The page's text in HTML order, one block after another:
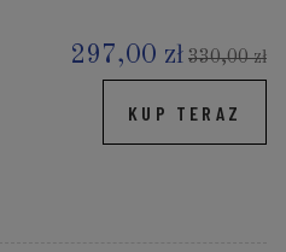
297,00 zł 330,00 zł
KUP TERAZ